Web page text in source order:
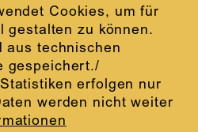
Cookies, um für
gestalten zu können.
aus technischen
gespeichert./
erfolgen nur
werden nicht weiter